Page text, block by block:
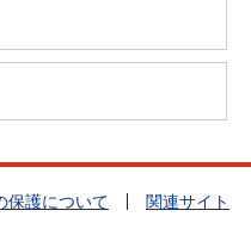
保護について 関連サイト